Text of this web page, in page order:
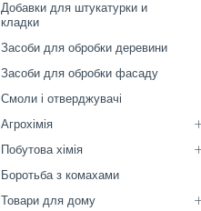
Добавки для штукатурки и
кладки
Засоби для обробки деревини
Засоби для обробки фасаду
Смоли і отверджувачі
Агрохімія
Побутова хімія
Боротьба з комахами
Товари для дому